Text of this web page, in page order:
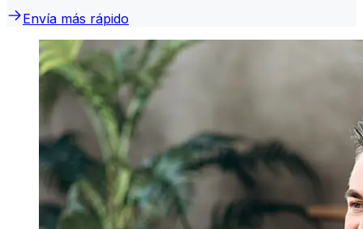
Envía más rápido